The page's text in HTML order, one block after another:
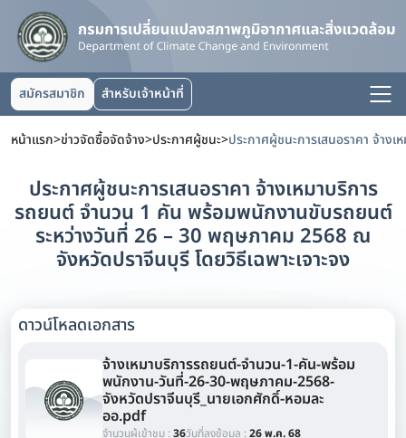
สมัครสมาชิก สำหรับเจ้าหน้าที่
หน้าแรก>ข่าวจัดซื้อจัดจ้าง>ประกาศผู้ชนะ>
ประกาศผู้ชนะการเสนอราคา จ้างเหมาบริการ
รถยนต์ จำนวน 1 คัน พร้อมพนักงานขับรถยนต์
ระหว่างวันที่ 26 – 30 พฤษภาคม 2568 ณ
จังหวัดปราจีนบุรี โดยวิธีเฉพาะเจาะจง
ดาวน์โหลดเอกสาร
จ้างเหมาบริการรถยนต์-จำนวน-1-คัน-พร้อม
พนักงาน-วันที่-26-30-พฤษภาคม-2568-
จังหวัดปราจีนบุรี_นายเอกศักดิ์-หอมละ
ออ.pdf
จำนวนผู้เข้าชม :36วันที่ลงข้อมูล :26 พ.ค. 68